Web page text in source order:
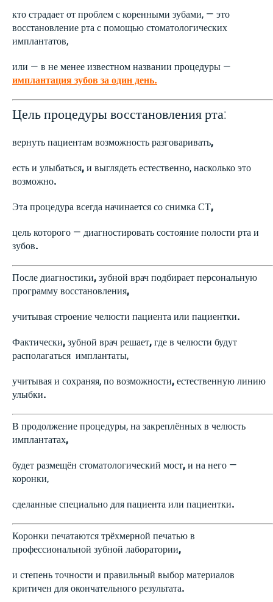
кто страдает от проблем с коренными зубами, — это
восстановление рта с помощью стоматологических
имплантатов,
или — в не менее известном названии процедуры —
имплантация зубов за один день.
Цель процедуры восстановления рта:
вернуть пациентам возможность разговаривать,
есть и улыбаться,и выглядеть естественно, насколько это
возможно.
Эта процедура всегда начинается со снимка СТ,
цель которого — диагностировать состояние полости рта и
зубов.
После диагностики,зубной врач подбирает персональную
программу восстановления,
учитывая строение челюсти пациента или пациентки.
Фактически,зубной врач решает,где в челюсти будут
располагаться имплантаты,
учитывая и сохраняя, по возможности,естественную линию
улыбки.
В продолжение процедуры, на закреплённых в челюсть
имплантатах,
будет размещён стоматологический мост,и на него —
коронки,
сделанные специально для пациента или пациентки.
Коронки печатаются трёхмерной печатью в
профессиональной зубной лаборатории,
и степень точности и правильный выбор материалов
критичен для окончательного результата.